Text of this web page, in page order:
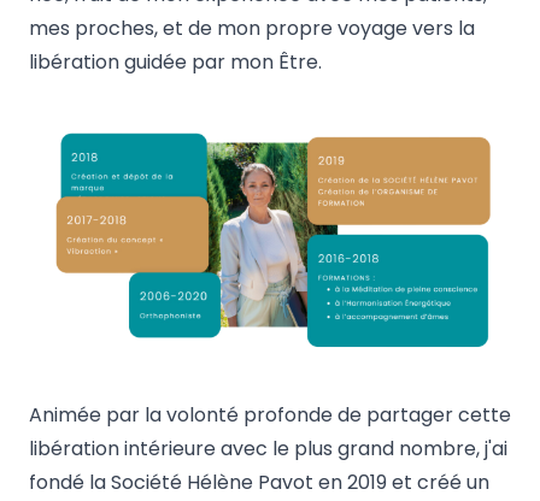
mes proches, et de mon propre voyage vers la
libération guidée par mon Être.
Animée par la volonté profonde de partager cette
libération intérieure avec le plus grand nombre, j'ai
fondé la Société Hélène Pavot en 2019 et créé un